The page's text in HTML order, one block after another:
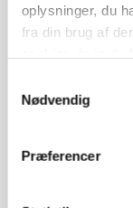
oplysninger, du
fra din brug af
Nødvendig
Præferencer
protestgruppe